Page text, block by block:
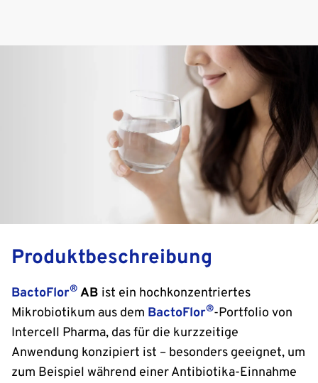
Produktbeschreibung
BactoFlor® AB ist ein hochkonzentriertes
Mikrobiotikum aus dem BactoFlor®-Portfolio von
Intercell Pharma, das für die kurzzeitige
Anwendung konzipiert ist – besonders geeignet, um
zum Beispiel während einer Antibiotika-Einnahme